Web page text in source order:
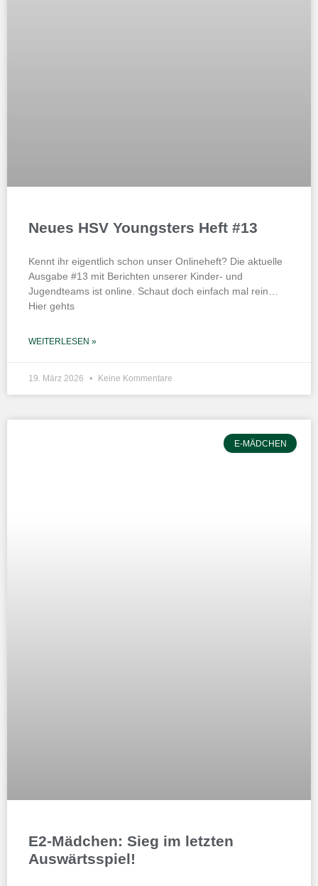
Neues HSV Youngsters Heft #13
Kennt ihr eigentlich schon unser Onlineheft? Die aktuelle
Ausgabe #13 mit Berichten unserer Kinder- und
Jugendteams ist online. Schaut doch einfach mal rein…
Hier gehts
WEITERLESEN »
19. März 2026 Keine Kommentare
E-MÄDCHEN
E2-Mädchen: Sieg im letzten
Auswärtsspiel!